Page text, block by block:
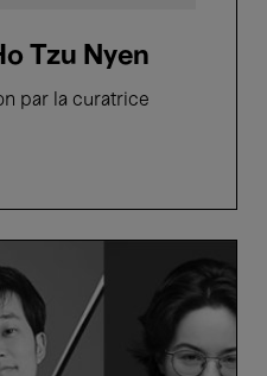
Tzu Nyen
par la curatrice